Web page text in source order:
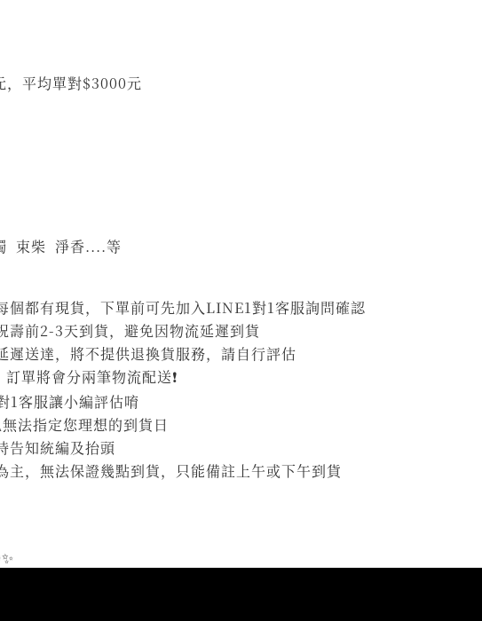
，平均單對$3000元
束柴 淨香....等
個都有現貨，下單前可先加入LINE1對1客服詢問確認
壽前2-3天到貨，避免因物流延遲到貨
遲送達，將不提供退換貨服務，請自行評估
單將會分兩筆物流配送❗
1客服讓小編評估唷
法指定您理想的到貨日
告知統編及抬頭
主，無法保證幾點到貨，只能備註上午或下午到貨